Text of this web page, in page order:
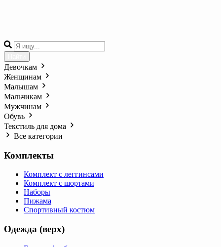
Девочкам
Женщинам
Малышам
Мальчикам
Мужчинам
Обувь
Текстиль для дома
Все категории
Комплекты
Комплект с леггинсами
Комплект с шортами
Наборы
Пижама
Спортивный костюм
Одежда (верх)